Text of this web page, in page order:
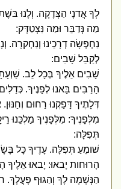
לְךָ אֲדנָי הַצְּדָקָה. וְלָנוּ בּשֶׁת
מַה נְּדַבֵּר וּמַה נִּצְטַדָּק:
נַחְפְּשָׂה דְרָכֵינוּ וְנַחְקרָה.
לְקַבֵּל שָׁבִים:
שָׁבִים אֵלֶיךָ בְּכָל לֵב.
הָרַבִּים בָּאנוּ לְפָנֶיךָ. כְּדַלִּים
דְּלָתֶיךָ דָּפַקְנוּ רַחוּם וְחַנּוּן.
מִלְּפָנֶיךָ: מִלְּפָנֶיךָ מַלְכֵּנוּ
תְּפִלָּה:
שׁומֵעַ תְּפִלָּה. עָדֶיךָ כָּל בָּשָׂר
הָרוּחות יָבאוּ: יָבאוּ אֵלֶיךָ
הַנְּשָׁמָה לָךְ וְהַגּוּף פָּעֳלָךְ.